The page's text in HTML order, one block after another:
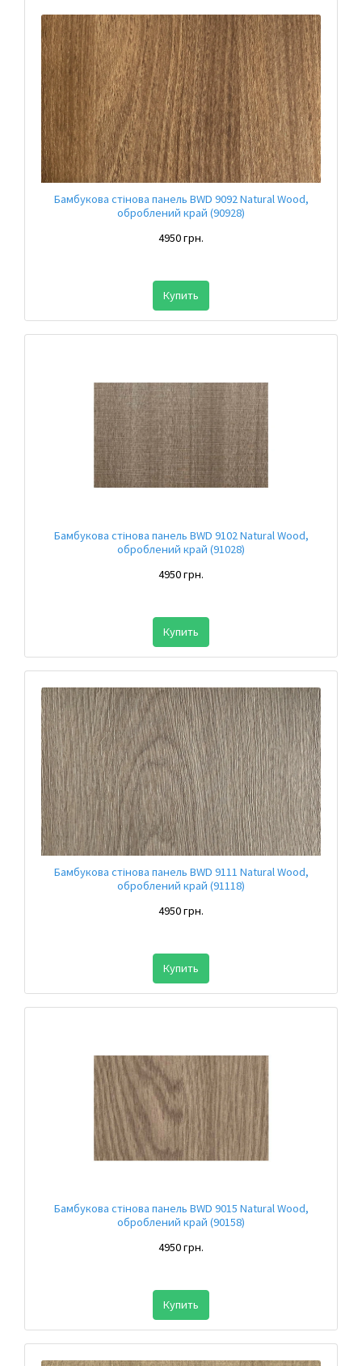
Бамбукова стінова панель BWD 9092 Natural Wood,
оброблений край (90928)
4950 грн.
Купить
Бамбукова стінова панель BWD 9102 Natural Wood,
оброблений край (91028)
4950 грн.
Купить
Бамбукова стінова панель BWD 9111 Natural Wood,
оброблений край (91118)
4950 грн.
Купить
Бамбукова стінова панель BWD 9015 Natural Wood,
оброблений край (90158)
4950 грн.
Купить